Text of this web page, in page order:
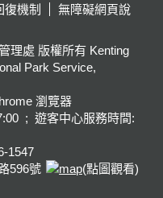
復機制
無障礙網頁說
理處 版權所有 Kenting
Park Service,
瀏覽器
; 遊客中心服務時間:
1547
596號
(點圖觀看)